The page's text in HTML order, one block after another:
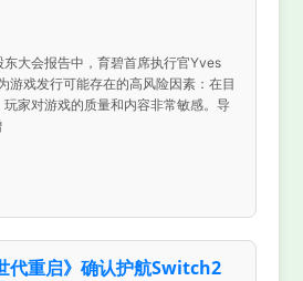
大会报告中，育碧首席执行官Yves
游戏发行可能存在的高风险因素：在目
家对游戏的质量和内容非常敏感。导
代重启》确认护航Switch2